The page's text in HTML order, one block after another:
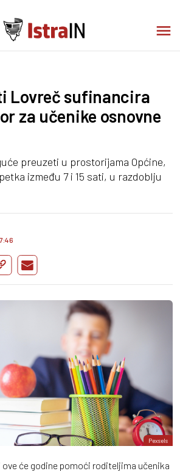
Lovreč sufinancira
za učenike osnovne
preuzeti u prostorijama Općine,
između 7 i 15 sati, u razdoblju
Pexsels
će godine pomoći roditeljima učenika